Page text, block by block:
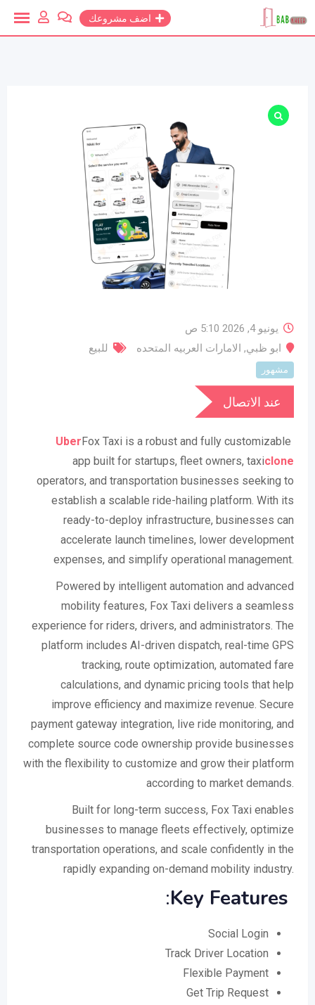
للمحتوي
اضف مشروعك
يونيو 4, 2026 5:10 ص
ابو ظبي, الامارات العربيه المتحده للبيع
مشهور
عند الاتصال
Fox Taxi is a robust and fully customizable
Uber
clone
app built for startups, fleet owners, taxi
operators, and transportation businesses seeking to
establish a scalable ride-hailing platform. With its
ready-to-deploy infrastructure, businesses can
accelerate launch timelines, lower development
expenses, and simplify operational management.
Powered by intelligent automation and advanced
mobility features, Fox Taxi delivers a seamless
experience for riders, drivers, and administrators. The
platform includes AI-driven dispatch, real-time GPS
tracking, route optimization, automated fare
calculations, and dynamic pricing tools that help
improve efficiency and maximize revenue. Secure
payment gateway integration, live ride monitoring, and
complete source code ownership provide businesses
with the flexibility to customize and grow their platform
according to market demands.
Built for long-term success, Fox Taxi enables
businesses to manage fleets effectively, optimize
transportation operations, and scale confidently in the
rapidly expanding on-demand mobility industry.
Key Features
:
Social Login
Track Driver Location
Flexible Payment
Get Trip Request